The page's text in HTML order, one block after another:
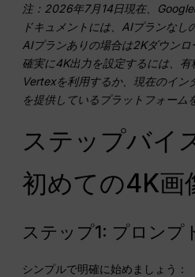
注：2026年7月14日現在、
ドキュメントには、AIプランなし
AIプランありの場合は2Kダウンロ
確実に4K出力を設定するには、
Vertexを利用するか、現在のイン
を提供しているプラットフォーム
ステップバイ
初めての4K画
ステップ1: プロンプ
シンプルで明確に始めましょう：